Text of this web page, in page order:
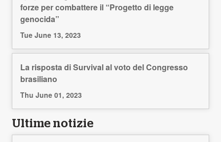
forze per combattere il “Progetto di legge
genocida”
Tue June 13, 2023
La risposta di Survival al voto del Congresso
brasiliano
Thu June 01, 2023
Ultime notizie